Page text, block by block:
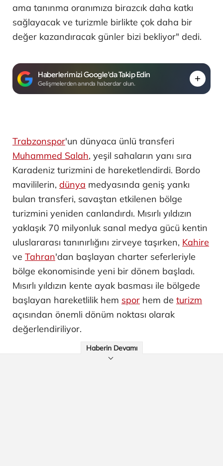
ama tanınma oranımıza birazcık daha katkı
sağlayacak ve turizmle birlikte çok daha bir
değer kazandıracak günler bizi bekliyor" dedi.
Haberlerimizi Google'da Takip Edin
Gelişmelerden anında haberdar olun.
Trabzonspor'un dünyaca ünlü transferi
Muhammed Salah, yeşil sahaların yanı sıra
Karadeniz turizmini de hareketlendirdi. Bordo
mavililerin, dünya medyasında geniş yankı
bulan transferi, savaştan etkilenen bölge
turizmini yeniden canlandırdı. Mısırlı yıldızın
yaklaşık 70 milyonluk sanal medya gücü kentin
uluslararası tanınırlığını zirveye taşırken, Kahire
ve Tahran'dan başlayan charter seferleriyle
bölge ekonomisinde yeni bir dönem başladı.
Mısırlı yıldızın kente ayak basması ile bölgede
başlayan hareketlilik hem spor hem de turizm
açısından önemli dönüm noktası olarak
değerlendiriliyor.
Haberin Devamı